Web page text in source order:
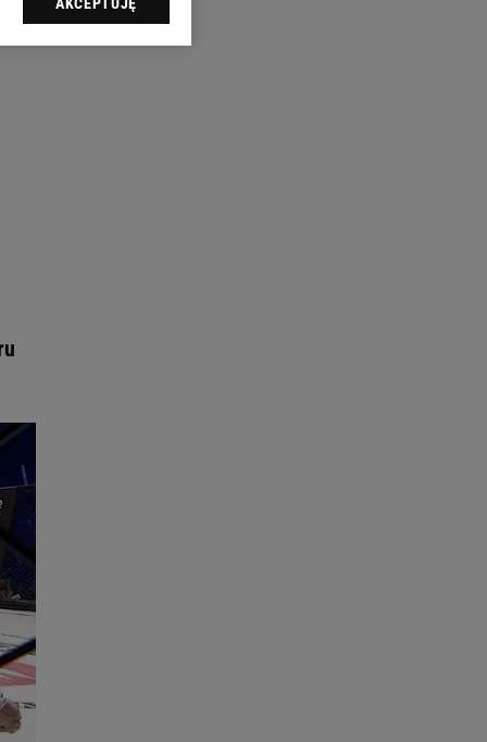
sp. z o.o., jej
swoje preferencje
celów identyfikacji.
reklam i treści,